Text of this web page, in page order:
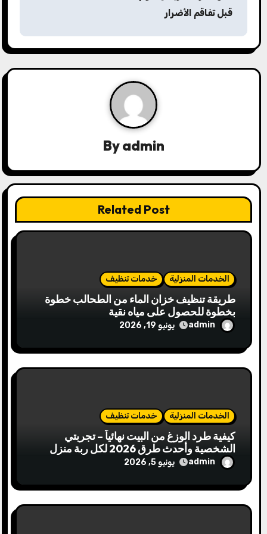
ل
م
ا
ت
قبل تفاقم الأضرار
Byadmin
Related Post
الخدمات المنزلية خدمات تنظيف
طريقة تنظيف خزان الماء من الطحالب خطوة
بخطوة للحصول على مياه نقية
admin يونيو 19, 2026
الخدمات المنزلية خدمات تنظيف
كيفية طرد الوزغ من البيت نهائياً – تجربتي
الشخصية وأحدث طرق 2026 لكل ربة منزل
admin يونيو 5, 2026